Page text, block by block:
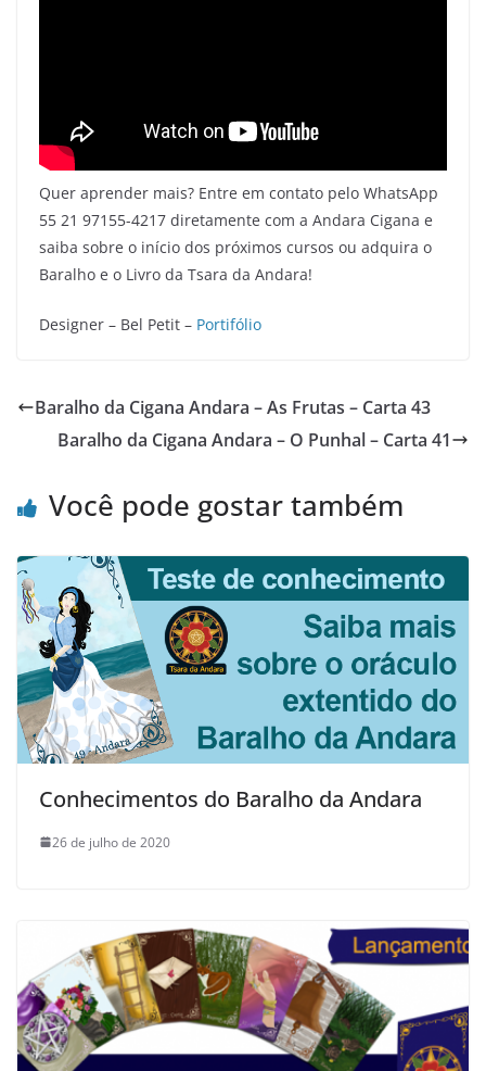
Quer aprender mais? Entre em contato pelo WhatsApp
55 21 97155-4217 diretamente com a Andara Cigana e
saiba sobre o início dos próximos cursos ou adquira o
Baralho e o Livro da Tsara da Andara!
Designer – Bel Petit – Portifólio
Baralho da Cigana Andara – As Frutas – Carta 43
Baralho da Cigana Andara – O Punhal – Carta 41
Você pode gostar também
Conhecimentos do Baralho da Andara
26 de julho de 2020